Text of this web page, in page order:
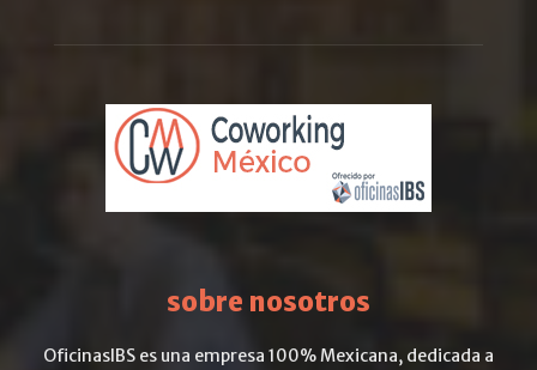
sobre nosotros
OficinasIBS es una empresa 100% Mexicana, dedicada a